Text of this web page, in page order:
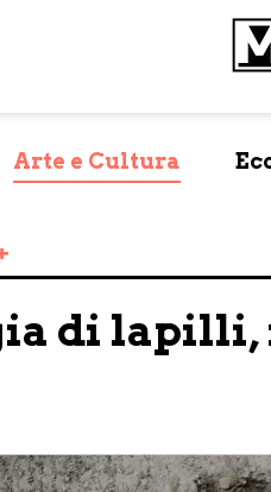
Arte e Cultura
di lapilli,